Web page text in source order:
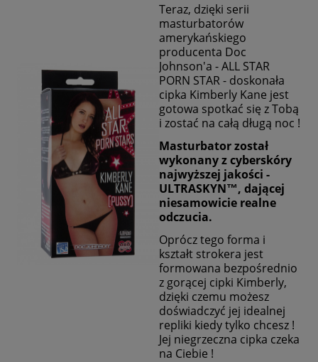
Teraz, dzięki serii
masturbatorów
amerykańskiego
producenta Doc
Johnson'a - ALL STAR
PORN STAR - doskonała
cipka Kimberly Kane jest
gotowa spotkać się z Tobą
i zostać na całą długą noc !
Masturbator został
wykonany z cyberskóry
najwyższej jakości -
ULTRASKYN™, dającej
niesamowicie realne
odczucia.
Oprócz tego forma i
kształt strokera jest
formowana bezpośrednio
z gorącej cipki Kimberly,
dzięki czemu możesz
doświadczyć jej idealnej
repliki kiedy tylko chcesz !
Jej niegrzeczna cipka czeka
na Ciebie !